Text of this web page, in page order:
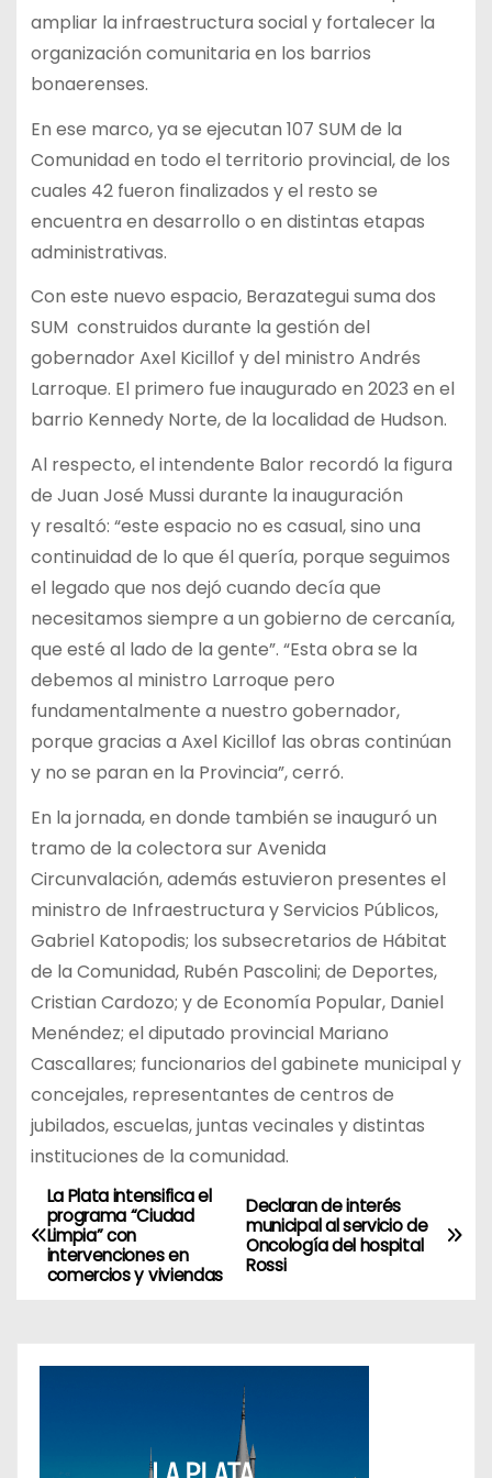
ampliar la infraestructura social y fortalecer la
organización comunitaria en los barrios
bonaerenses.
En ese marco, ya se ejecutan 107 SUM de la
Comunidad en todo el territorio provincial, de los
cuales 42 fueron finalizados y el resto se
encuentra en desarrollo o en distintas etapas
administrativas.
Con este nuevo espacio, Berazategui suma dos
SUM construidos durante la gestión del
gobernador Axel Kicillof y del ministro Andrés
Larroque. El primero fue inaugurado en 2023 en el
barrio Kennedy Norte, de la localidad de Hudson.
Al respecto, el intendente Balor recordó la figura
de Juan José Mussi durante la inauguración
y resaltó: “este espacio no es casual, sino una
continuidad de lo que él quería, porque seguimos
el legado que nos dejó cuando decía que
necesitamos siempre a un gobierno de cercanía,
que esté al lado de la gente”. “Esta obra se la
debemos al ministro Larroque pero
fundamentalmente a nuestro gobernador,
porque gracias a Axel Kicillof las obras continúan
y no se paran en la Provincia”, cerró.
En la jornada, en donde también se inauguró un
tramo de la colectora sur Avenida
Circunvalación, además estuvieron presentes el
ministro de Infraestructura y Servicios Públicos,
Gabriel Katopodis; los subsecretarios de Hábitat
de la Comunidad, Rubén Pascolini; de Deportes,
Cristian Cardozo; y de Economía Popular, Daniel
Menéndez; el diputado provincial Mariano
Cascallares; funcionarios del gabinete municipal y
concejales, representantes de centros de
jubilados, escuelas, juntas vecinales y distintas
instituciones de la comunidad.
N
a
Declaran de interés
municipal al servicio de
Oncología del hospital
Rossi
La Plata intensifica el
programa “Ciudad
Limpia” con
intervenciones en
comercios y viviendas